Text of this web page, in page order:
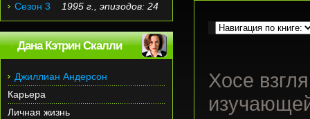
Хосе
Сезон 3
1995 г., эпизодов: 24
Дана Кэтрин Скалли
Джиллиан Андерсон
Карьера
Личная жизнь